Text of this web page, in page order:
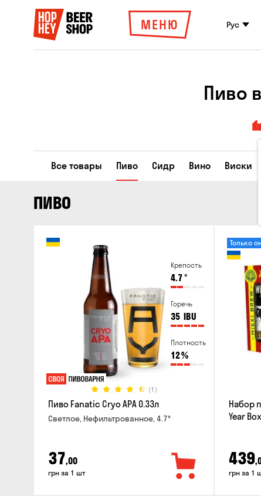
МЕНЮ Рус
Пиво
Все товары Пиво Сидр Вино Виски
ПИВО
Крепость
4.7°
Горечь
35 IBU
Плотность
12%
(1)
Пиво Fanatic Cryo APA 0.33л
Светлое, Нефильтрованное, 4.7°
37,00
грн за 1 шт
Только
Набор
Year
439
грн за 1